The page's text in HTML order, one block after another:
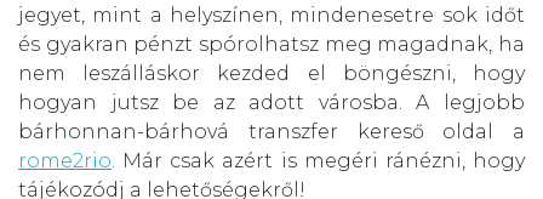
jegyet, mint a helyszínen, mindenesetre sok időt
és gyakran pénzt spórolhatsz meg magadnak, ha
nem leszálláskor kezded el böngészni, hogy
hogyan jutsz be az adott városba. A legjobb
bárhonnan-bárhová transzfer kereső oldal a
rome2rio. Már csak azért is megéri ránézni, hogy
tájékozódj a lehetőségekről!